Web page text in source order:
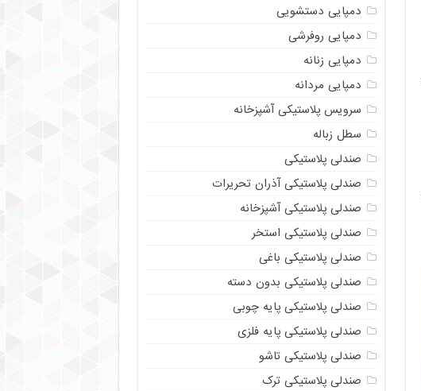
دمپایی دستشویی
دمپایی روفرشی
دمپایی زنانه
دمپایی مردانه
سرویس پلاستیکی آشپزخانه
سطل زباله
صندلی پلاستیکی
صندلی پلاستیکی آذران تحریرات
صندلی پلاستیکی آشپزخانه
صندلی پلاستیکی استخر
صندلی پلاستیکی باغی
صندلی پلاستیکی بدون دسته
صندلی پلاستیکی پایه چوبی
صندلی پلاستیکی پایه فلزی
صندلی پلاستیکی تاشو
صندلی پلاستیکی ترک